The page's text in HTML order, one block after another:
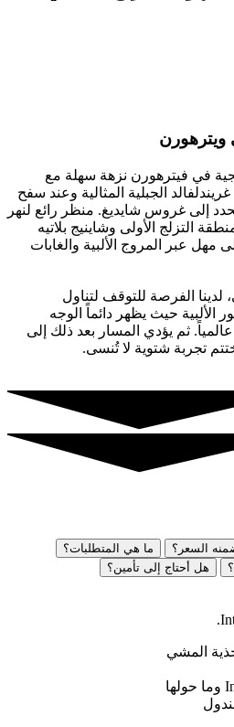
ويترهورن
في فيترهورن نزهة سهلة مع
الجبلية المثالية وعند سفح
إلى غروس شايديغ. منظر رائع لنهر
التزلج الأولى وشاينيج بلاتيه
عبر المروج الألبية والغابات
الفرصة للتوقف لتناول
الألبية حيث يظهر دائماً الوجه
ثم يؤدي المسار بعد ذلك إلى
تجربة شتوية لا تُنسى.
السعر؟
ما هي المتطلبات؟
هل أحتاج إلى تأمين؟
المشي